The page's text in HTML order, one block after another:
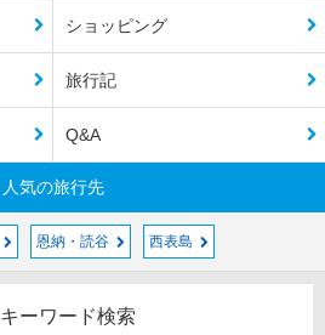
ショッピング
旅行記
Q&A
人気の旅行先
恩納・読谷 西表島
キーワード検索